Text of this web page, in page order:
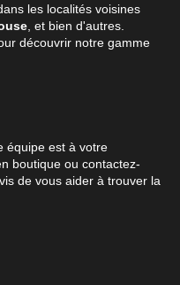
les localités voisines
, et bien d'autres.
découvrir notre gamme
équipe est à votre
boutique ou contactez-
de vous aider à trouver la